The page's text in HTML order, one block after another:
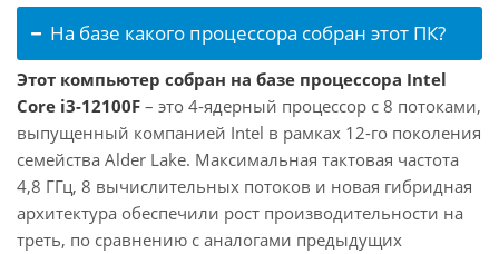
На базе какого процессора собран этот ПК?
Этот компьютер собран на базе процессора Intel
Core i3-12100F – это 4-ядерный процессор с 8 потоками,
выпущенный компанией Intel в рамках 12-го поколения
семейства Alder Lake. Максимальная тактовая частота
4,8 ГГц, 8 вычислительных потоков и новая гибридная
архитектура обеспечили рост производительности на
треть, по сравнению с аналогами предыдущих